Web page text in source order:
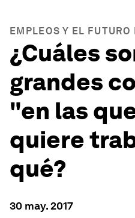
EMPLEOS Y EL FUTURO
¿Cuáles
grandes
"en las
quiere
qué?
30 may. 2017